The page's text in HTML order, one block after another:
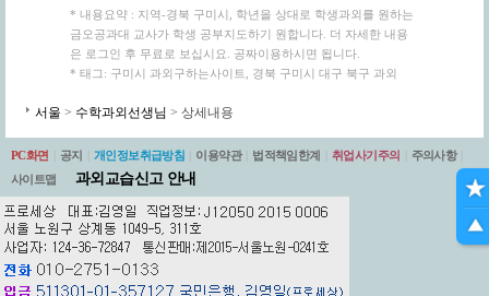
* 내용요약 : 지역-경북 구미시, 학년을 상대로 학생과외를 원하는
금오공과대 교사가 학생 공부지도하기 원합니다. 더 자세한 내용
은 로그인 후 무료로 보십시요. 공짜이용하시면 됩니다.
* 태그: 구미시 과외구하는사이트, 경북 구미시 대구 북구 과외
서울 > 수학과외선생님 > 상세내용
PC화면 공지 개인정보취급방침 이용약관 법적책임한계 취업사기주의 주의사항
사이트맵
과외교습신고 안내